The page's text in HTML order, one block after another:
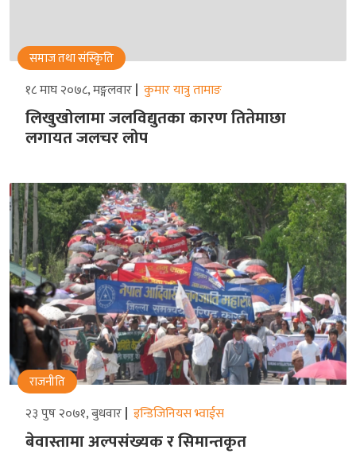
समाज तथा संस्किृति
१८ माघ २०७८, मङ्गलवार कुमार यात्रु तामाङ
लिखुखोलामा जलविद्युतका कारण तितेमाछा
लगायत जलचर लोप
राजनीति
२३ पुष २०७१, बुधवार इन्डिजिनियस भ्वाईस
बेवास्तामा अल्पसंख्यक र सिमान्तकृत